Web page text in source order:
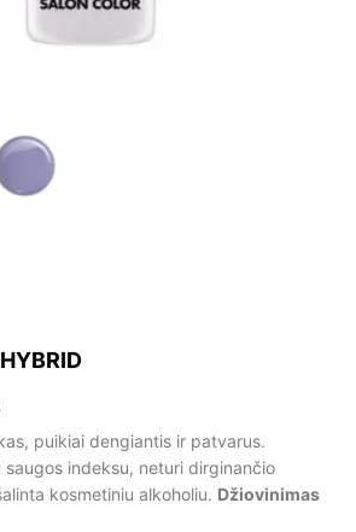
puikiai dengiantis ir patvarus.
saugos indeksu, neturi dirginančio
kosmetiniu alkoholiu. Džiovinimas